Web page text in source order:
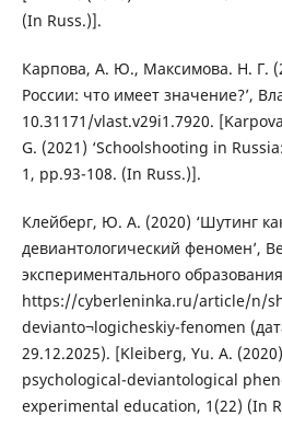
(In Russ.)].
Карпова, А. Ю., Максимова. Н. Г.
России: что имеет значение?’,
10.31171/vlast.v29i1.7920.
G. (2021) ‘Schoolshooting in
1, pp.93-108. (In Russ.)].
Клейберг, Ю. А. (2020) ‘Шутинг
девиантологический феномен’,
экспериментального
https://cyberleninka.ru/article/n/
devianto¬logicheskiy-fenomen
29.12.2025). [Kleiberg, Yu. A.
psychological-deviantological
experimental education, 1(22) (In